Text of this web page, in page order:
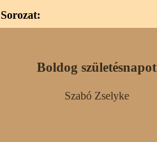
Sorozat:
Boldog születésnapot
Szabó Zselyke